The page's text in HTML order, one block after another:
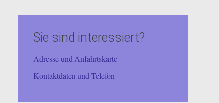
Sie sind interessiert?
Adresse und Anfahrtskarte
Kontaktdaten und Telefon